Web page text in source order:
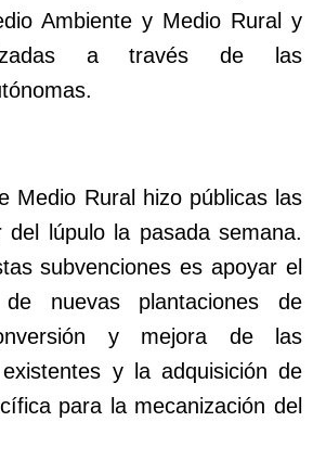
Ambiente y Medio Rural y
a través de las
Medio Rural hizo públicas las
del lúpulo la pasada semana.
subvenciones es apoyar el
de nuevas plantaciones de
y mejora de las
y la adquisición de
para la mecanización del